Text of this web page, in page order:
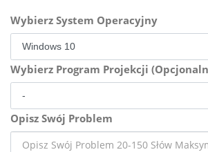
Wybierz System Operacyjny
Wybierz Program Projekcji
Opisz Swój Problem